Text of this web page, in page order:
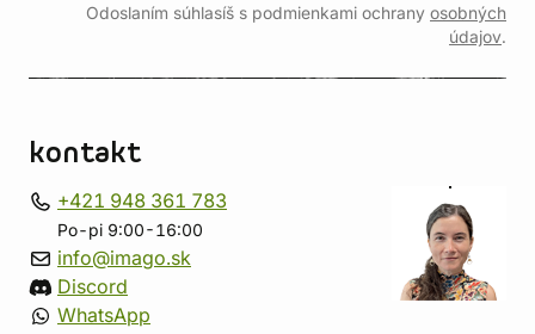
Odoslaním súhlasíš s podmienkami ochrany osobných
údajov.
kontakt
+421 948 361 783
Po-pi 9:00-16:00
info@imago.sk
Discord
WhatsApp